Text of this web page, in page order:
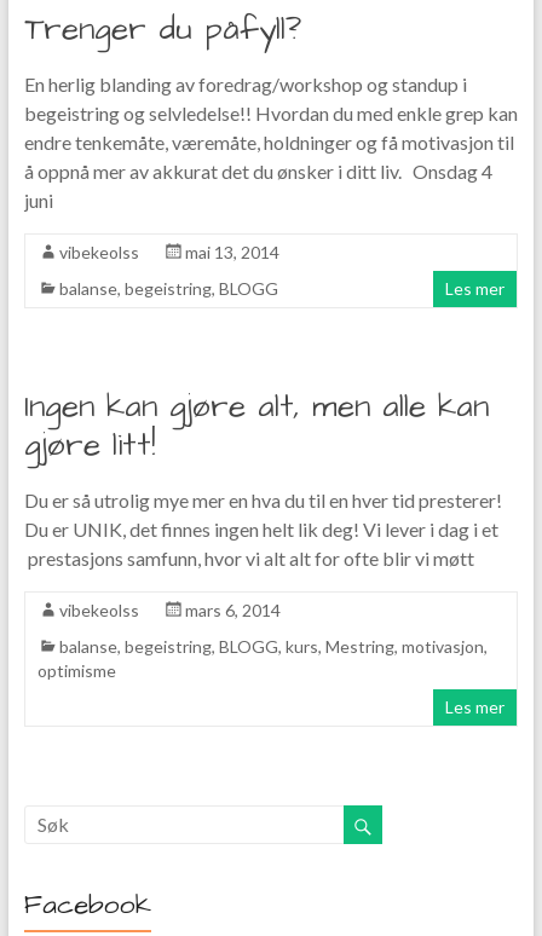
Trenger du påfyll?
En herlig blanding av foredrag/workshop og standup i
begeistring og selvledelse!! Hvordan du med enkle grep kan
endre tenkemåte, væremåte, holdninger og få motivasjon til
å oppnå mer av akkurat det du ønsker i ditt liv. Onsdag 4
juni
vibekeolss
mai 13, 2014
balanse, begeistring, BLOGG Les mer
Ingen kan gjøre alt, men alle kan
gjøre litt!
Du er så utrolig mye mer en hva du til en hver tid presterer!
Du er UNIK, det finnes ingen helt lik deg! Vi lever i dag i et
prestasjons samfunn, hvor vi alt alt for ofte blir vi møtt
vibekeolss
mars 6, 2014
balanse, begeistring, BLOGG, kurs, Mestring, motivasjon,
optimisme
Les mer
Facebook